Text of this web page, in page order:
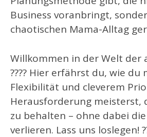
Business voranbringt,
chaotischen Mama-Alltag
Willkommen in der Welt der
???? Hier erfährst du, wie du
Flexibilität und cleverem
Herausforderung meisterst,
zu behalten – ohne dabei
verlieren. Lass uns loslegen!